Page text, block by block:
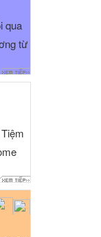
qua
từ